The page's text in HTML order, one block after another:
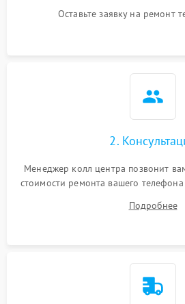
Оставьте заявку на ремонт
2.
Менеджер колл центра позвонит
стоимости ремонта вашего
Подробнее